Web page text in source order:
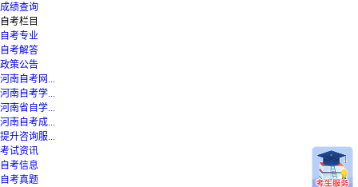
成绩查询
自考栏目
自考专业
自考解答
政策公告
河南自考网...
河南自考学...
河南省自学...
河南自考成...
提升咨询服...
考试资讯
自考信息
自考真题